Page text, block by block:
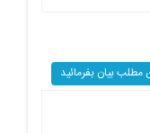
مطلب بیان بفرمائید